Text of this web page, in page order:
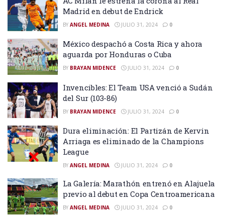
Madrid en debut de Endrick
BY ANGEL MEDINA JULIO 31, 2024 0
México despachó a Costa Rica y ahora
aguarda por Honduras o Cuba
BY BRAYAN MIDENCE JULIO 31, 2024 0
Invencibles: El Team USA venció a Sudán
del Sur (103-86)
BY BRAYAN MIDENCE JULIO 31, 2024 0
Dura eliminación: El Partizán de Kervin
Arriaga es eliminado de la Champions
League
BY ANGEL MEDINA JULIO 31, 2024 0
La Galería: Marathón entrenó en Alajuela
previo al debut en Copa Centroamericana
BY ANGEL MEDINA JULIO 31, 2024 0